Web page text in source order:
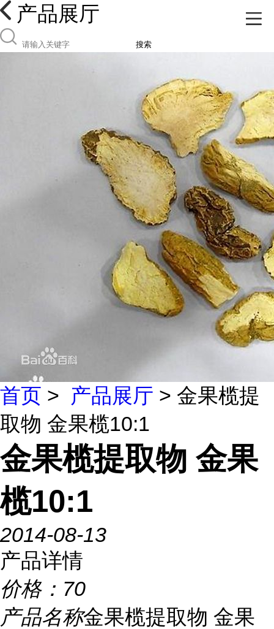
产品展厅
搜索
首页 > 产品展厅 > 金果榄提
取物 金果榄10:1
金果榄提取物 金果
榄10:1
2014-08-13
产品详情
价格： 70
产品名称金果榄提取物 金果